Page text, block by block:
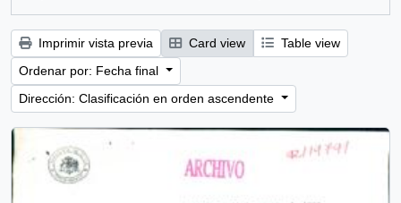
Imprimir vista previa Card view
Table view
Ordenar por: Fecha final
Dirección: Clasificación en orden ascendente